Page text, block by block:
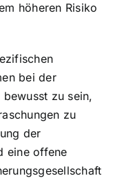
höheren Risiko
bei der
zu sein,
zu
der
eine offene